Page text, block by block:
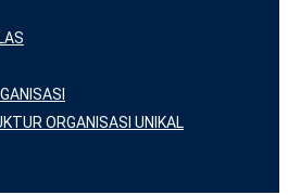
ORGANISASI UNIKAL